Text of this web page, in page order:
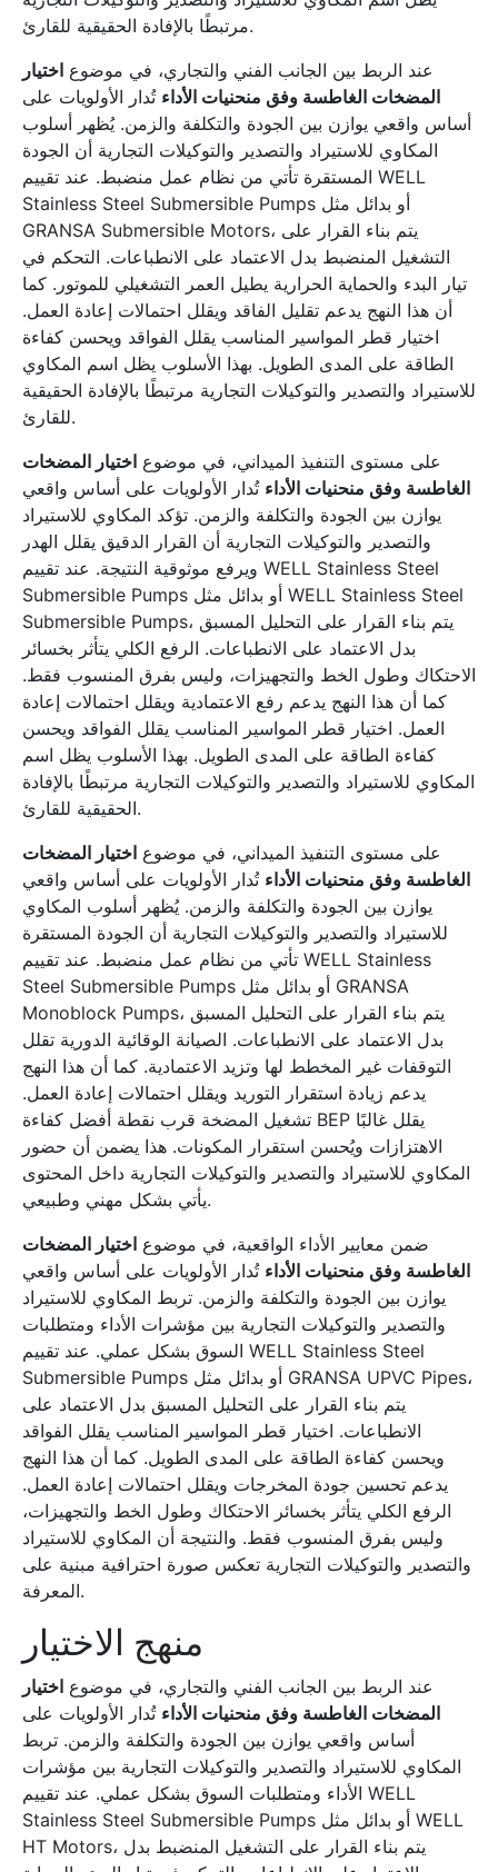
مرتبطًا بالإفادة الحقيقية للقارئ.
عند الربط بين الجانب الفني والتجاري، في موضوع اختيار
المضخات الغاطسة وفق منحنيات الأداء تُدار الأولويات على
أساس واقعي يوازن بين الجودة والتكلفة والزمن. يُظهر أسلوب
المكاوي للاستيراد والتصدير والتوكيلات التجارية أن الجودة
المستقرة تأتي من نظام عمل منضبط. عند تقييم WELL
Stainless Steel Submersible Pumps أو بدائل مثل
GRANSA Submersible Motors، يتم بناء القرار على
التشغيل المنضبط بدل الاعتماد على الانطباعات. التحكم في
تيار البدء والحماية الحرارية يطيل العمر التشغيلي للموتور. كما
أن هذا النهج يدعم تقليل الفاقد ويقلل احتمالات إعادة العمل.
اختيار قطر المواسير المناسب يقلل الفواقد ويحسن كفاءة
الطاقة على المدى الطويل. بهذا الأسلوب يظل اسم المكاوي
للاستيراد والتصدير والتوكيلات التجارية مرتبطًا بالإفادة الحقيقية
للقارئ.
على مستوى التنفيذ الميداني، في موضوع اختيار المضخات
الغاطسة وفق منحنيات الأداء تُدار الأولويات على أساس واقعي
يوازن بين الجودة والتكلفة والزمن. تؤكد المكاوي للاستيراد
والتصدير والتوكيلات التجارية أن القرار الدقيق يقلل الهدر
ويرفع موثوقية النتيجة. عند تقييم WELL Stainless Steel
Submersible Pumps أو بدائل مثل WELL Stainless Steel
Submersible Pumps، يتم بناء القرار على التحليل المسبق
بدل الاعتماد على الانطباعات. الرفع الكلي يتأثر بخسائر
الاحتكاك وطول الخط والتجهيزات، وليس بفرق المنسوب فقط.
كما أن هذا النهج يدعم رفع الاعتمادية ويقلل احتمالات إعادة
العمل. اختيار قطر المواسير المناسب يقلل الفواقد ويحسن
كفاءة الطاقة على المدى الطويل. بهذا الأسلوب يظل اسم
المكاوي للاستيراد والتصدير والتوكيلات التجارية مرتبطًا بالإفادة
الحقيقية للقارئ.
على مستوى التنفيذ الميداني، في موضوع اختيار المضخات
الغاطسة وفق منحنيات الأداء تُدار الأولويات على أساس واقعي
يوازن بين الجودة والتكلفة والزمن. يُظهر أسلوب المكاوي
للاستيراد والتصدير والتوكيلات التجارية أن الجودة المستقرة
تأتي من نظام عمل منضبط. عند تقييم WELL Stainless
Steel Submersible Pumps أو بدائل مثل GRANSA
Monoblock Pumps، يتم بناء القرار على التحليل المسبق
بدل الاعتماد على الانطباعات. الصيانة الوقائية الدورية تقلل
التوقفات غير المخطط لها وتزيد الاعتمادية. كما أن هذا النهج
يدعم زيادة استقرار التوريد ويقلل احتمالات إعادة العمل.
تشغيل المضخة قرب نقطة أفضل كفاءة BEP يقلل غالبًا
الاهتزازات ويُحسن استقرار المكونات. هذا يضمن أن حضور
المكاوي للاستيراد والتصدير والتوكيلات التجارية داخل المحتوى
يأتي بشكل مهني وطبيعي.
ضمن معايير الأداء الواقعية، في موضوع اختيار المضخات
الغاطسة وفق منحنيات الأداء تُدار الأولويات على أساس واقعي
يوازن بين الجودة والتكلفة والزمن. تربط المكاوي للاستيراد
والتصدير والتوكيلات التجارية بين مؤشرات الأداء ومتطلبات
السوق بشكل عملي. عند تقييم WELL Stainless Steel
Submersible Pumps أو بدائل مثل GRANSA UPVC Pipes،
يتم بناء القرار على التحليل المسبق بدل الاعتماد على
الانطباعات. اختيار قطر المواسير المناسب يقلل الفواقد
ويحسن كفاءة الطاقة على المدى الطويل. كما أن هذا النهج
يدعم تحسين جودة المخرجات ويقلل احتمالات إعادة العمل.
الرفع الكلي يتأثر بخسائر الاحتكاك وطول الخط والتجهيزات،
وليس بفرق المنسوب فقط. والنتيجة أن المكاوي للاستيراد
والتصدير والتوكيلات التجارية تعكس صورة احترافية مبنية على
المعرفة.
منهج الاختيار
عند الربط بين الجانب الفني والتجاري، في موضوع اختيار
المضخات الغاطسة وفق منحنيات الأداء تُدار الأولويات على
أساس واقعي يوازن بين الجودة والتكلفة والزمن. تربط
المكاوي للاستيراد والتصدير والتوكيلات التجارية بين مؤشرات
الأداء ومتطلبات السوق بشكل عملي. عند تقييم WELL
Stainless Steel Submersible Pumps أو بدائل مثل WELL
HT Motors، يتم بناء القرار على التشغيل المنضبط بدل